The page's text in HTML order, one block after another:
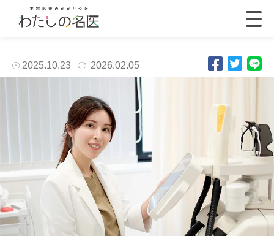
2025.10.23 2026.02.05